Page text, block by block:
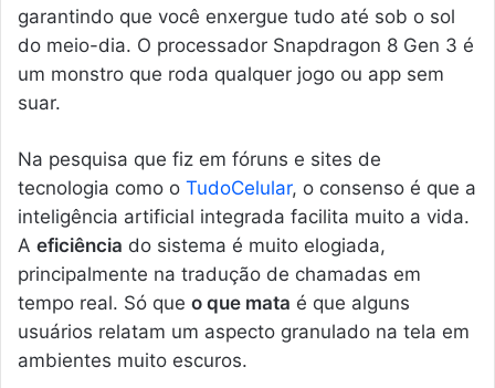
garantindo que você enxergue tudo até sob o sol
do meio-dia. O processador Snapdragon 8 Gen 3 é
um monstro que roda qualquer jogo ou app sem
suar.
Na pesquisa que fiz em fóruns e sites de
tecnologia como o TudoCelular, o consenso é que a
inteligência artificial integrada facilita muito a vida.
A eficiência do sistema é muito elogiada,
principalmente na tradução de chamadas em
tempo real. Só que o que mata é que alguns
usuários relatam um aspecto granulado na tela em
ambientes muito escuros.